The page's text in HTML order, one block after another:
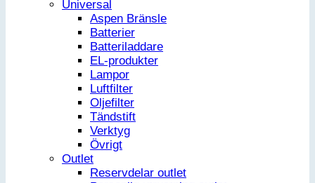
Universal
Aspen Bränsle
Batterier
Batteriladdare
EL-produkter
Lampor
Luftfilter
Oljefilter
Tändstift
Verktyg
Övrigt
Outlet
Reservdelar outlet